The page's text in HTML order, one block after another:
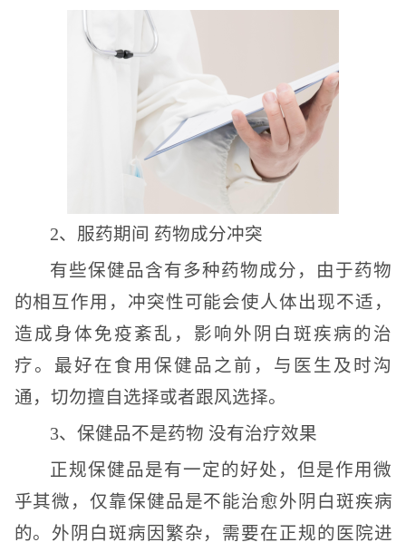
2、服药期间 药物成分冲突
有些保健品含有多种药物成分，由于药物
的相互作用，冲突性可能会使人体出现不适，
造成身体免疫紊乱，影响外阴白斑疾病的治
疗。最好在食用保健品之前，与医生及时沟
通，切勿擅自选择或者跟风选择。
3、保健品不是药物 没有治疗效果
正规保健品是有一定的好处，但是作用微
乎其微，仅靠保健品是不能治愈外阴白斑疾病
的。外阴白斑病因繁杂，需要在正规的医院进